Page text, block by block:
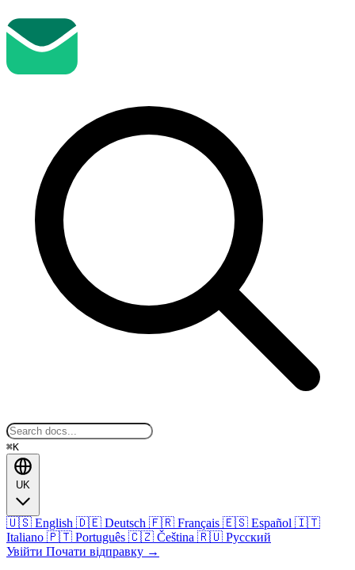
⌘K
UK
🇺🇸 English 🇩🇪 Deutsch 🇫🇷 Français 🇪🇸 Español 🇮🇹
Italiano 🇵🇹 Português 🇨🇿 Čeština 🇷🇺 Русский
Увійти Почати відправку →